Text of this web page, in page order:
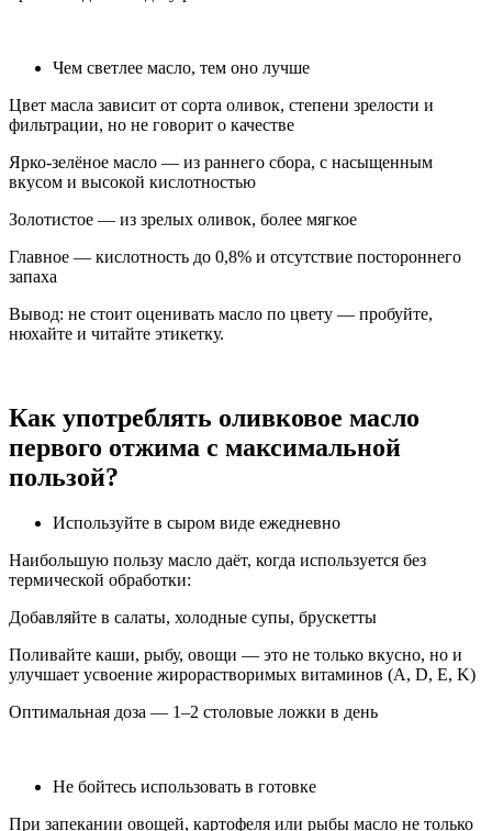
Чем светлее масло, тем оно лучше
Цвет масла зависит от сорта оливок, степени зрелости и
фильтрации, но не говорит о качестве
Ярко-зелёное масло — из раннего сбора, с насыщенным
вкусом и высокой кислотностью
Золотистое — из зрелых оливок, более мягкое
Главное — кислотность до 0,8% и отсутствие постороннего
запаха
Вывод: не стоит оценивать масло по цвету — пробуйте,
нюхайте и читайте этикетку.
Как употреблять оливковое масло
первого отжима с максимальной
пользой?
Используйте в сыром виде ежедневно
Наибольшую пользу масло даёт, когда используется без
термической обработки:
Добавляйте в салаты, холодные супы, брускетты
Поливайте каши, рыбу, овощи — это не только вкусно, но и
улучшает усвоение жирорастворимых витаминов (A, D, E, K)
Оптимальная доза — 1–2 столовые ложки в день
Не бойтесь использовать в готовке
При запекании овощей, картофеля или рыбы масло не только